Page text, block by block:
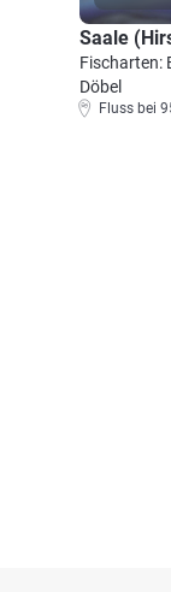
Saale
Fischarten:
Döbel
Fluss bei